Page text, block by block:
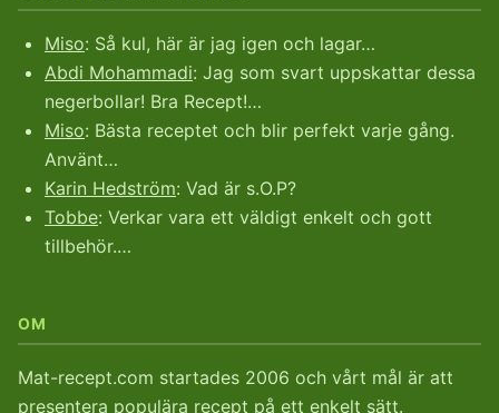
Miso: Så kul, här är jag igen och lagar…
Abdi Mohammadi: Jag som svart uppskattar dessa
negerbollar! Bra Recept!…
Miso: Bästa receptet och blir perfekt varje gång.
Använt…
Karin Hedström: Vad är s.O.P?
Tobbe: Verkar vara ett väldigt enkelt och gott
tillbehör.…
OM
Mat-recept.com startades 2006 och vårt mål är att
presentera populära recept på ett enkelt sätt.